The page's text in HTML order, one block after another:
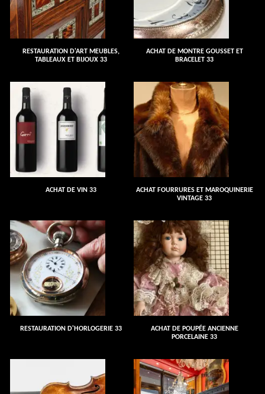
RESTAURATION D'ART MEUBLES,
TABLEAUX ET BIJOUX 33
ACHAT DE MONTRE GOUSSET ET
BRACELET 33
ACHAT DE VIN 33
ACHAT FOURRURES ET MAROQUINERIE
VINTAGE 33
RESTAURATION D'HORLOGERIE 33
ACHAT DE POUPÉE ANCIENNE
PORCELAINE 33